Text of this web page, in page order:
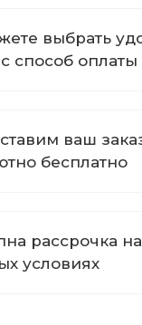
выбрать
способ оплаты
ваш
бесплатно
рассрочка на
условиях